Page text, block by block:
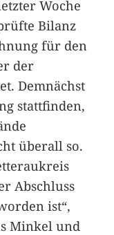
Woche
Bilanz
für den
der
Demnächst
stattfinden,
überall so.
Abschluss
ist“,
Minkel und